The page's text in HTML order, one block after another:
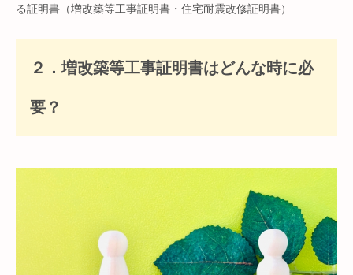
る証明書（増改築等工事証明書・住宅耐震改修証明書）
２．増改築等工事証明書はどんな時に必
要？